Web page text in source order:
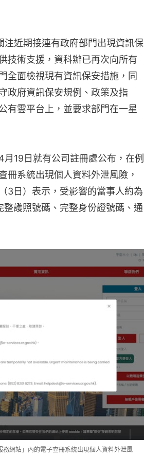
近期接連有政府部門出現資訊保
技術支援，資科辦已再次向所有
全面檢視現有資訊保安措施，同
政府資訊保安規例、政策及指
有雲平台上，並要求部門在一星
19日就有公司註冊處公布，在例
冊系統出現個人資料外泄風險，
3日）表示，受影響的當事人約為
護照號碼、完整身份證號碼、通
網站」內的電子查冊系統出現個人資料外泄風